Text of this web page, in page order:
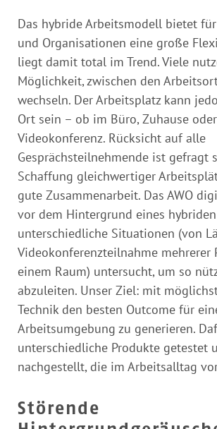
Das hybride Arbeitsmodell bietet
und Organisationen eine große
liegt damit total im Trend. Viele
Möglichkeit, zwischen den
wechseln. Der Arbeitsplatz kann
Ort sein – ob im Büro, Zuhause
Videokonferenz. Rücksicht auf alle
Gesprächsteilnehmende ist gefragt
Schaffung gleichwertiger
gute Zusammenarbeit. Das AWO
vor dem Hintergrund eines
unterschiedliche Situationen (von
Videokonferenzteilnahme mehrerer
einem Raum) untersucht, um so
abzuleiten. Unser Ziel: mit
Technik den besten Outcome für
Arbeitsumgebung zu generieren.
unterschiedliche Produkte getestet
nachgestellt, die im Arbeitsalltag
Störende